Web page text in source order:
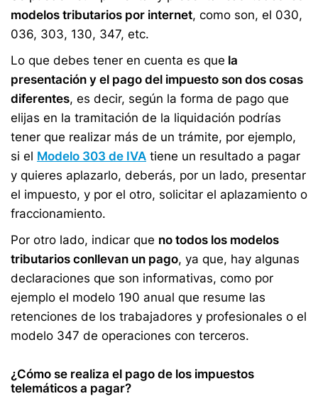
modelos tributarios por internet, como son, el 030,
036, 303, 130, 347, etc.
Lo que debes tener en cuenta es que la
presentación y el pago del impuesto son dos cosas
diferentes, es decir, según la forma de pago que
elijas en la tramitación de la liquidación podrías
tener que realizar más de un trámite, por ejemplo,
si el Modelo 303 de IVA tiene un resultado a pagar
y quieres aplazarlo, deberás, por un lado, presentar
el impuesto, y por el otro, solicitar el aplazamiento o
fraccionamiento.
Por otro lado, indicar que no todos los modelos
tributarios conllevan un pago, ya que, hay algunas
declaraciones que son informativas, como por
ejemplo el modelo 190 anual que resume las
retenciones de los trabajadores y profesionales o el
modelo 347 de operaciones con terceros.
¿Cómo se realiza el pago de los impuestos
telemáticos a pagar?